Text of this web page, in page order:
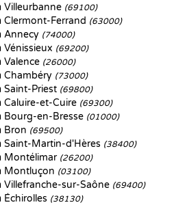
Villeurbanne (69100)
Clermont-Ferrand (63000)
Annecy (74000)
Vénissieux (69200)
Valence (26000)
Chambéry (73000)
Saint-Priest (69800)
Caluire-et-Cuire (69300)
Bourg-en-Bresse (01000)
Bron (69500)
Saint-Martin-d'Hères (38400)
Montélimar (26200)
Montluçon (03100)
Villefranche-sur-Saône (69400)
Échirolles (38130)